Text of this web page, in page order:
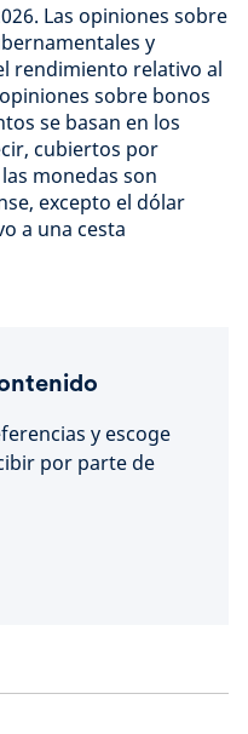
Las opiniones sobre
y
rendimiento relativo al
sobre bonos
se basan en los
cubiertos por
monedas son
excepto el dólar
a una cesta
y escoge
por parte de